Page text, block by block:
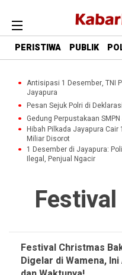
PERISTIWA PUBLIK
Antisipasi 1 Desember, TNI
Jayapura
Pesan Sejuk Polri di
Gedung Perpustakaan
Hibah Pilkada Jayapura Cair
Miliar Disorot
1 Desember di Jayapura:
Ilegal, Penjual Ngacir
Festival Christmas
Digelar di Wamena,